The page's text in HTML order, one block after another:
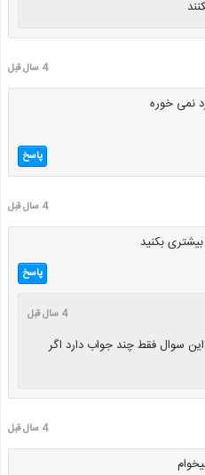
4 سال قبل
نمی خوره
پاسخ
4 سال قبل
بکنید
پاسخ
4 سال قبل
سوال فقط چند جواب دارد اگر
4 سال قبل